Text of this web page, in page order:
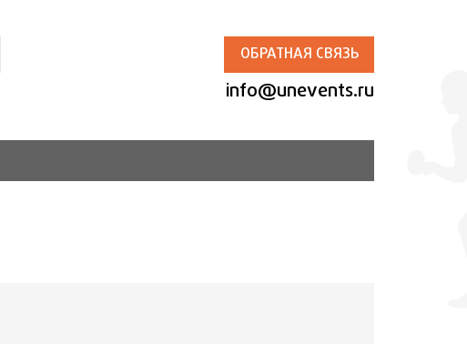
ОБРАТНАЯ СВЯЗЬ
info@unevents.ru